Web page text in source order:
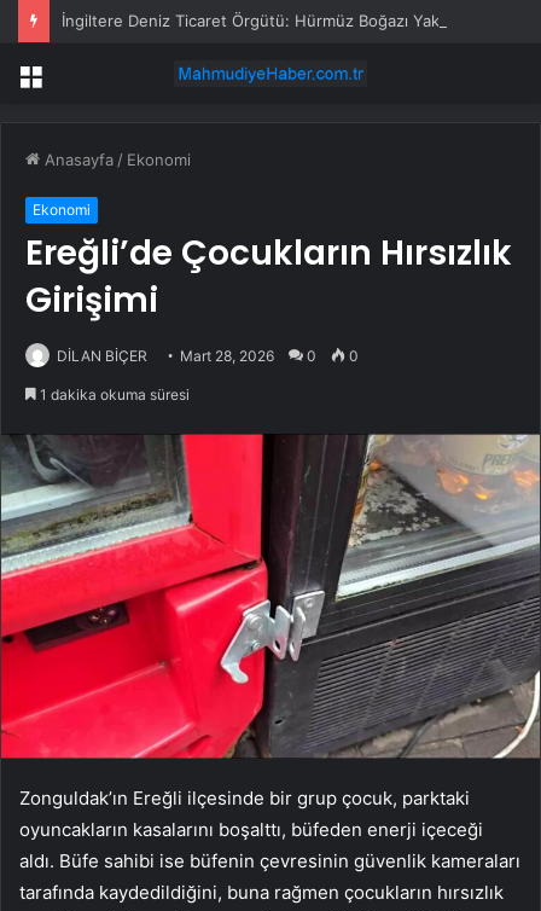
Menü
Anasayfa / Ekonomi
Ekonomi
Ereğli’de Çocukların Hırsızlık
Girişimi
DİLAN BİÇER Mart 28, 2026 0 0
1 dakika okuma süresi
Zonguldak’ın Ereğli ilçesinde bir grup çocuk, parktaki
oyuncakların kasalarını boşalttı, büfeden enerji içeceği
aldı. Büfe sahibi ise büfenin çevresinin güvenlik kameraları
tarafında kaydedildiğini, buna rağmen çocukların hırsızlık